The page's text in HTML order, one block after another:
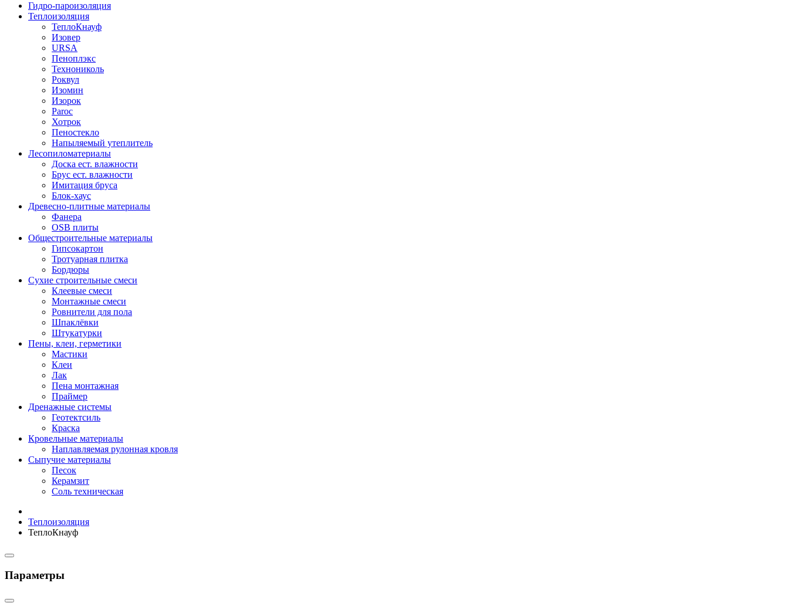
Гидро-пароизоляция
Теплоизоляция
ТеплоКнауф
Изовер
URSA
Пеноплэкс
Технониколь
Роквул
Изомин
Изорок
Paroc
Хотрок
Пеностекло
Напыляемый утеплитель
Лесопиломатериалы
Доска ест. влажности
Брус ест. влажности
Имитация бруса
Блок-хаус
Древесно-плитные материалы
Фанера
OSB плиты
Общестроительные материалы
Гипсокартон
Тротуарная плитка
Бордюры
Сухие строительные смеси
Клеевые смеси
Монтажные смеси
Ровнители для пола
Шпаклёвки
Штукатурки
Пены, клеи, герметики
Мастики
Клеи
Лак
Пена монтажная
Праймер
Дренажные системы
Геотектсиль
Краска
Кровельные материалы
Наплавляемая рулонная кровля
Сыпучие материалы
Песок
Керамзит
Соль техническая
Теплоизоляция
ТеплоКнауф
Параметры